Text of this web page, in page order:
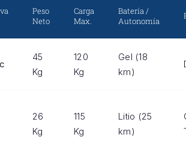
Peso
Neto
Carga
Max.
Batería /
Autonomía
45
Kg
120
Kg
Gel (18
km)
26
Kg
115
Kg
Litio (25
km)